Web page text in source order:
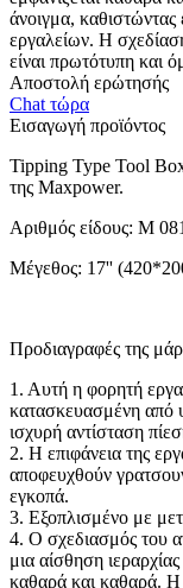
άνοιγμα,
εργαλείων. Η
είναι πρωτότυπη και
Αποστολή ερώτησής
Chat τώρα
Εισαγωγή προϊόντος
Tipping Type Tool
της Maxpower.
Αριθμός είδους: M
Μέγεθος: 17''
Προδιαγραφές της
1. Αυτή η φορητή
κατασκευασμένη από
ισχυρή αντίσταση
2. Η επιφάνεια της
αποφευχθούν
εγκοπά.
3. Εξοπλισμένο με
4. Ο σχεδιασμός του
μια αίσθηση
καθαρά και καθαρά. Η